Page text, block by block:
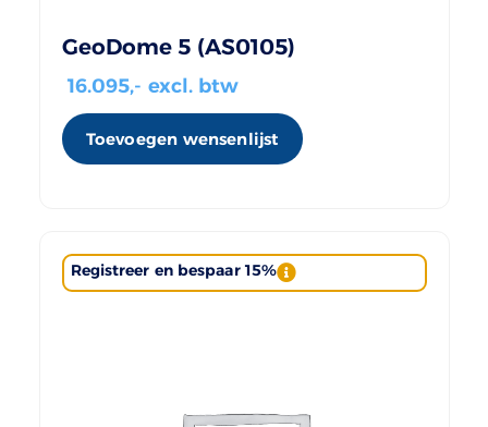
GeoDome 5 (AS0105)
16.095,- excl. btw
Toevoegen wensenlijst
Registreer en bespaar 15%